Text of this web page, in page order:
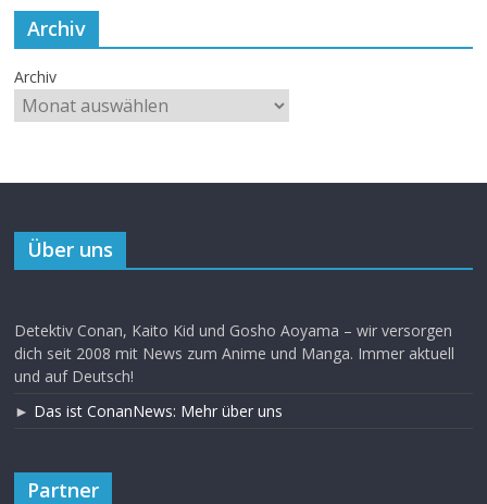
Archiv
Archiv
Über uns
Detektiv Conan, Kaito Kid und Gosho Aoyama – wir versorgen
dich seit 2008 mit News zum Anime und Manga. Immer aktuell
und auf Deutsch!
► Das ist ConanNews: Mehr über uns
Partner